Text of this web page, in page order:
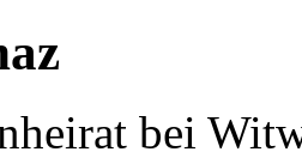
bei